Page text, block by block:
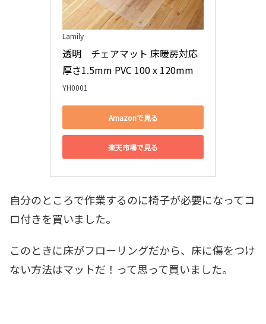
Lamily
透明　チェアマット 床暖房対応
厚さ1.5mm PVC 100 x 120mm
YH0001
Amazonで見る
楽天市場で見る
自分のところで作業するのに椅子が必要になってコ
ロ付きを買いました。
このときに床がフローリングだから、床に傷をつけ
ない方法はマットだ！って思って買いました。